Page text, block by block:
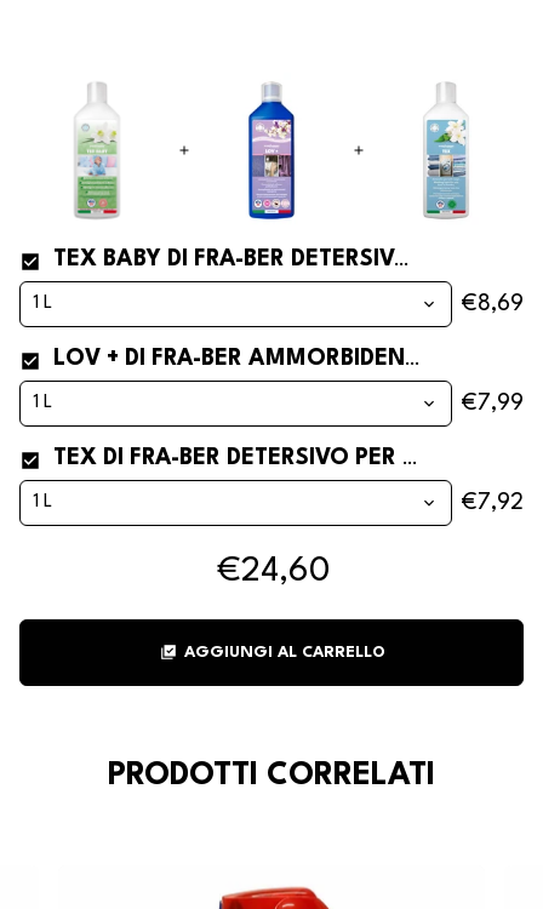
€24,60
library_add_check AGGIUNGI AL CARRELLO
TEX BABY DI FRA-BER DETERSIVO E AMMORBIDENTE PER BIMBI E PELLI SENSIBILI
€8,69
LOV + DI FRA-BER AMMORBIDENTE PROFUMATISSIMO PER LANA
€7,99
TEX DI FRA-BER DETERSIVO PER LAVATRICE E BUCATO A MANO PROFESSIONALE
€7,92
PRODOTTI CORRELATI